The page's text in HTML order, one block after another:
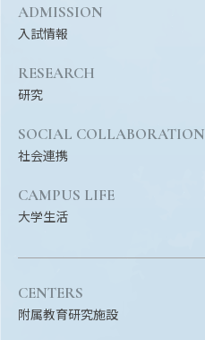
ADMISSION
入試情報
RESEARCH
研究
SOCIAL COLLABORATION
社会連携
CAMPUS LIFE
大学生活
CENTERS
附属教育研究施設